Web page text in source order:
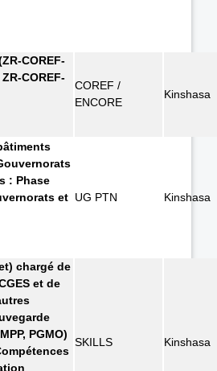
COREF-
COREF-
COREF /
ENCORE
Kinshasa
: Phase
et UG PTN Kinshasa
chargé de
et de
PGMO)
SKILLS Kinshasa